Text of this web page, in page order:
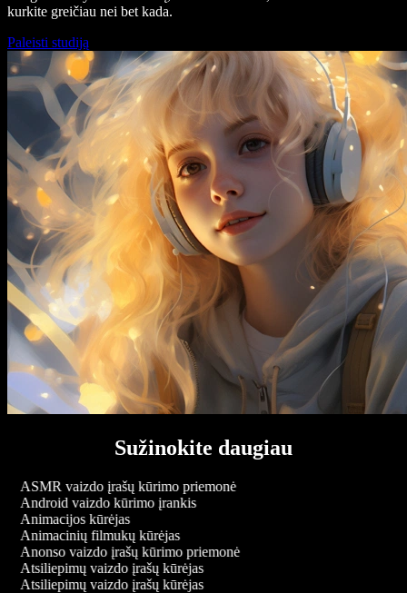
kurkite greičiau nei bet kada.
Paleisti studiją
Sužinokite daugiau
ASMR vaizdo įrašų kūrimo priemonė
Android vaizdo kūrimo įrankis
Animacijos kūrėjas
Animacinių filmukų kūrėjas
Anonso vaizdo įrašų kūrimo priemonė
Atsiliepimų vaizdo įrašų kūrėjas
Atsiliepimų vaizdo įrašų kūrėjas